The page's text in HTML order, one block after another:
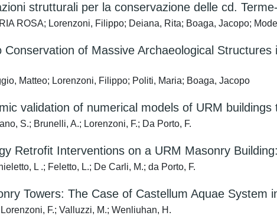
strutturali per la conservazione delle cd.
ROSA; Lorenzoni, Filippo; Deiana, Rita; Boaga, Jacopo;
of Massive Archaeological
Matteo; Lorenzoni, Filippo; Politi, Maria; Boaga, Jacopo
validation of numerical models of URM
S.; Brunelli, A.; Lorenzoni, F.; Da Porto, F.
Retrofit Interventions on a URM Masonry
L .; Feletto, L.; De Carli, M.; da Porto, F.
Towers: The Case of Castellum Aquae System
F.; Valluzzi, M.; Wenliuhan, H.